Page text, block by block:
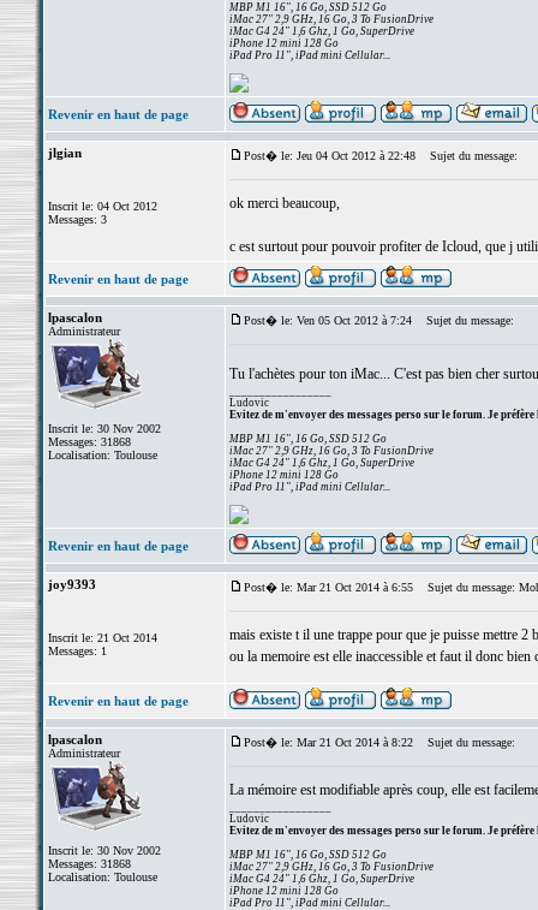
MBP M1 16", 16 Go, SSD 512 Go
iMac 27" 2,9 GHz, 16 Go, 3 To FusionDrive
iMac G4 24" 1,6 Ghz, 1 Go, SuperDrive
iPhone 12 mini 128 Go
iPad Pro 11", iPad mini Cellular...
Revenir en haut de page
jlgian
Inscrit le: 04 Oct 2012
Messages: 3
Post� le: Jeu 04 Oct 2012 à 22:48 Sujet du message:
ok merci beaucoup,
c est surtout pour pouvoir profiter de Icloud, que j
Revenir en haut de page
lpascalon
Administrateur
Inscrit le: 30 Nov 2002
Messages: 31868
Localisation: Toulouse
Post� le: Ven 05 Oct 2012 à 7:24 Sujet du message:
Tu l'achètes pour ton iMac... C'est pas bien cher
Ludovic
Evitez de m'envoyer des messages perso sur le forum. Je préfère
MBP M1 16", 16 Go, SSD 512 Go
iMac 27" 2,9 GHz, 16 Go, 3 To FusionDrive
iMac G4 24" 1,6 Ghz, 1 Go, SuperDrive
iPhone 12 mini 128 Go
iPad Pro 11", iPad mini Cellular...
Revenir en haut de page
joy9393
Inscrit le: 21 Oct 2014
Messages: 1
Post� le: Mar 21 Oct 2014 à 6:55 Sujet du message:
mais existe t il une trappe pour que je puisse mettre 2
ou la memoire est elle inaccessible et faut il donc
Revenir en haut de page
lpascalon
Administrateur
Inscrit le: 30 Nov 2002
Messages: 31868
Localisation: Toulouse
Post� le: Mar 21 Oct 2014 à 8:22 Sujet du message:
La mémoire est modifiable après coup, elle est
Ludovic
Evitez de m'envoyer des messages perso sur le forum. Je préfère
MBP M1 16", 16 Go, SSD 512 Go
iMac 27" 2,9 GHz, 16 Go, 3 To FusionDrive
iMac G4 24" 1,6 Ghz, 1 Go, SuperDrive
iPhone 12 mini 128 Go
iPad Pro 11", iPad mini Cellular...